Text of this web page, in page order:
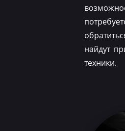
найдут
техники.